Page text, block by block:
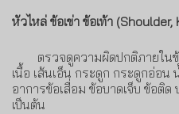
หัวไหล่ ข้อเข่า ข้อเท้า (Shoulder,
ตรวจดูความผิดปกติภายในข้อ
เนื้อ เส้นเอ็น กระดูก กระดูกอ่อน
อาการข้อเสื่อม ข้อบาดเจ็บ ข้อติด
เป็นต้น